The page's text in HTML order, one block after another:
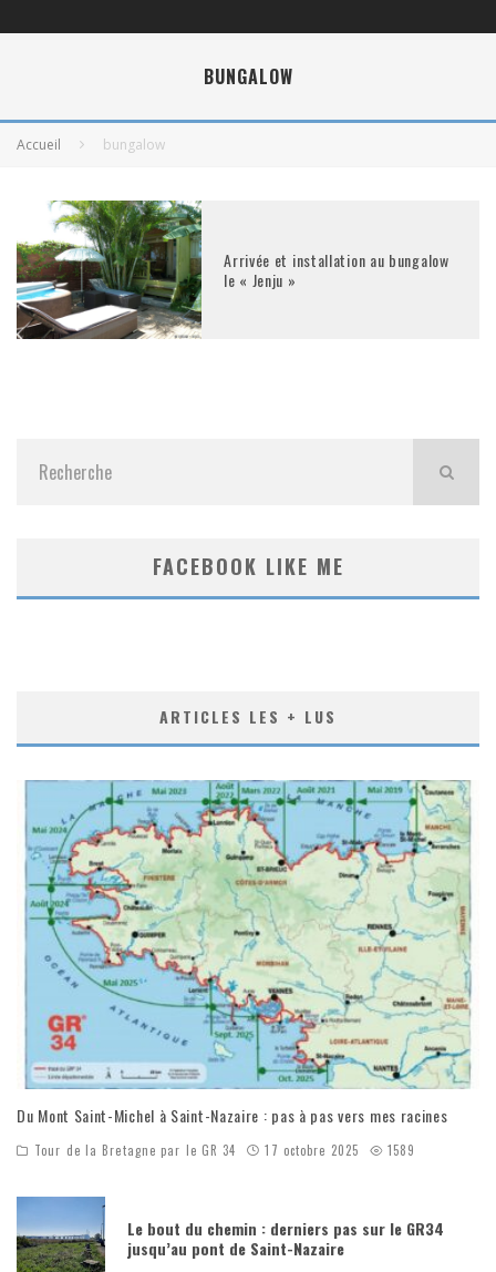
BUNGALOW
Accueil bungalow
Arrivée et installation au bungalow
le « Jenju »
FACEBOOK LIKE ME
ARTICLES LES + LUS
Du Mont Saint-Michel à Saint-Nazaire : pas à pas vers mes racines
Tour de la Bretagne par le GR 34 17 octobre 2025 1589
Le bout du chemin : derniers pas sur le GR34
jusqu’au pont de Saint-Nazaire